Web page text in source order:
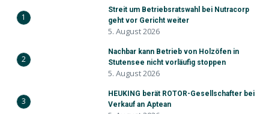
1
Streit um Betriebsratswahl bei Nutracorp
geht vor Gericht weiter
5. August 2026
2
Nachbar kann Betrieb von Holzöfen in
Stutensee nicht vorläufig stoppen
5. August 2026
3
HEUKING berät ROTOR-Gesellschafter bei
Verkauf an Aptean